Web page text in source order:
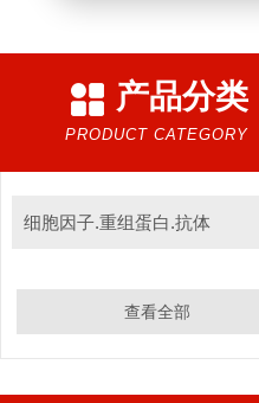
产品分类
PRODUCT CATEGORY
细胞因子.重组蛋白.抗体
查看全部